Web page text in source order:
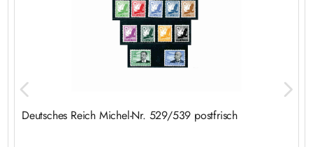
Deutsches Reich Michel-Nr. 529/539 postfrisch